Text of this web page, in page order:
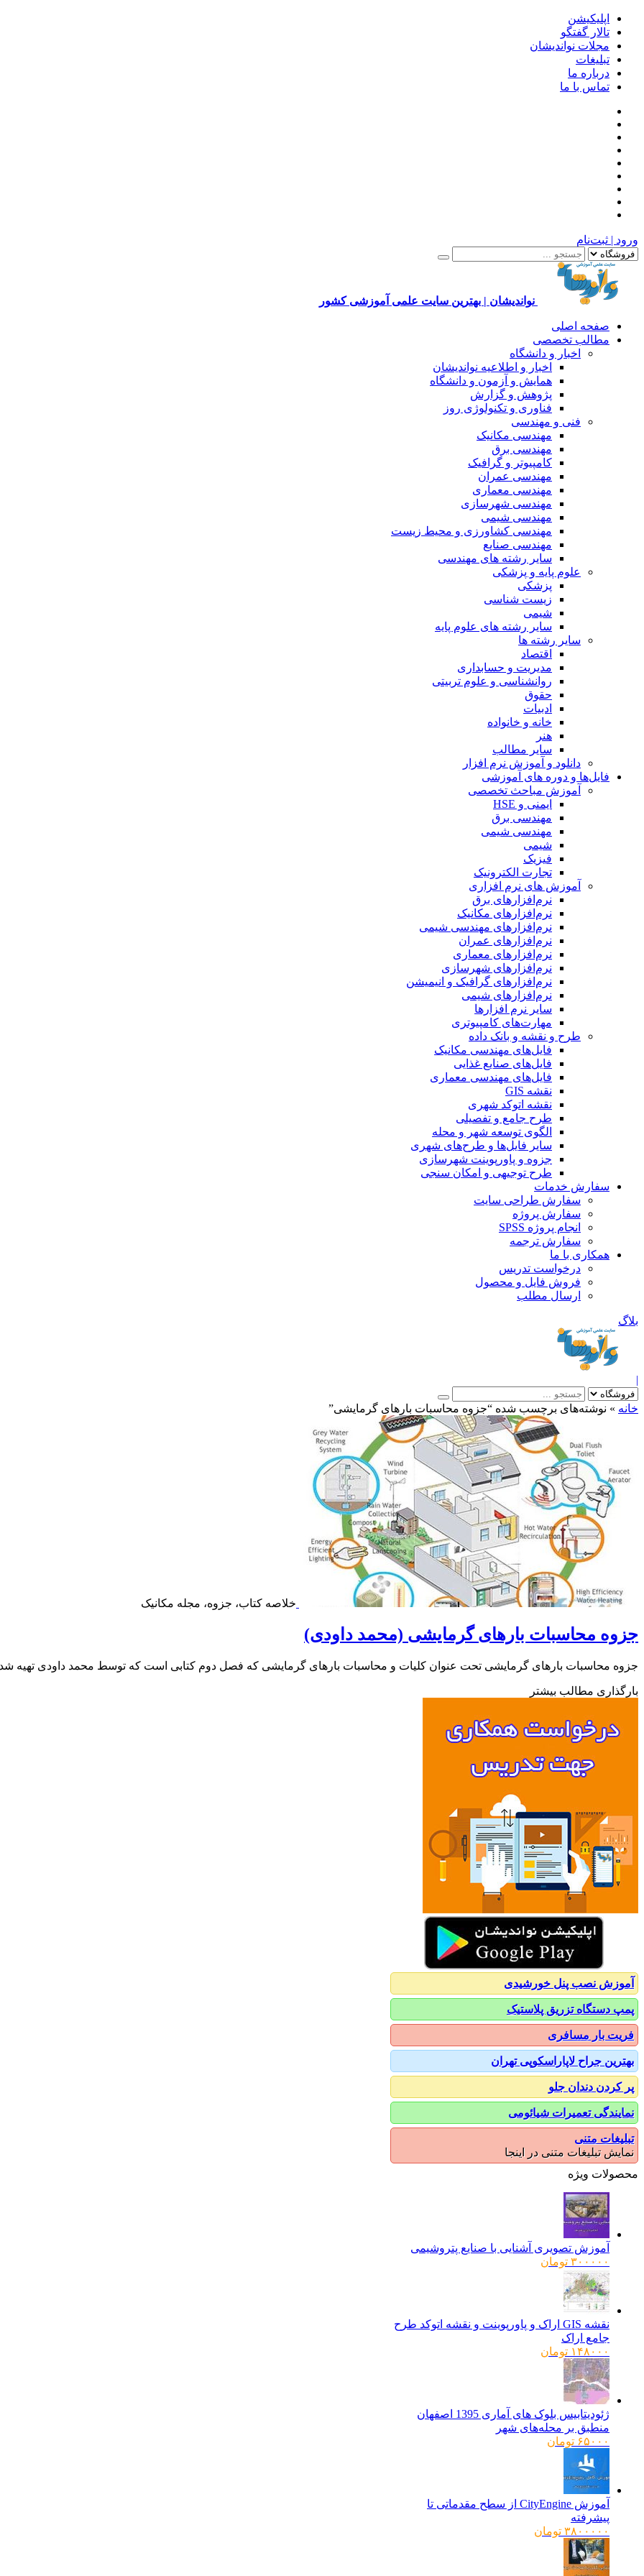
اپلیکیشن
تالار گفتگو
مجلات نواندیشان
تبلیغات
درباره ما
تماس با ما
ورود | ثبت‌نام
نواندیشان | بهترین سایت علمی آموزشی کشور
صفحه اصلی
مطالب تخصصی
اخبار و دانشگاه
اخبار و اطلاعیه نواندیشان
همایش و آزمون و دانشگاه
پژوهش و گزارش
فناوری و تکنولوژی روز
فنی و مهندسی
مهندسی مکانیک
مهندسی برق
کامپیوتر و گرافیک
مهندسی عمران
مهندسی معماری
مهندسی شهرسازی
مهندسی شیمی
مهندسی کشاورزی و محیط زیست
مهندسی صنایع
سایر رشته های مهندسی
علوم پایه و پزشکی
پزشکی
زیست شناسی
شیمی
سایر رشته های علوم پایه
سایر رشته ها
اقتصاد
مدیریت و حسابداری
روانشناسی و علوم تربیتی
حقوق
ادبیات
خانه و خانواده
هنر
سایر مطالب
دانلود و آموزش نرم افزار
فایل‌ها و دوره های آموزشی
آموزش مباحث تخصصی
ایمنی و HSE
مهندسی برق
مهندسی شیمی
شیمی
فیزیک
تجارت الکترونیک
آموزش های نرم افزاری
نرم‌افزارهای برق
نرم‌افزارهای مکانیک
نرم‌افزارهای مهندسی شیمی
نرم‌افزارهای عمران
نرم‌افزارهای معماری
نرم‌افزارهای شهرسازی
نرم‌افزارهای گرافیک و انیمیشن
نرم‌افزارهای شیمی
سایر نرم افزارها
مهارت‌های کامپیوتری
طرح و نقشه و بانک داده
فایل‌های مهندسی مکانیک
فایل‌های صنایع غذایی
فایل‌های مهندسی معماری
نقشه GIS
نقشه اتوکد شهری
طرح جامع و تفصیلی
الگوی توسعه شهر و محله
سایر فایل‌ها و طرح‌های شهری
جزوه و پاورپوینت شهرسازی
طرح توجیهی و امکان سنجی
سفارش خدمات
سفارش طراحی سایت
سفارش پروژه
انجام پروژه SPSS
سفارش ترجمه
همکاری با ما
درخواست تدریس
فروش فایل و محصول
ارسال مطلب
بلاگ
|
خانه » نوشته‌های برچسب شده “جزوه محاسبات بارهای گرمایشی”
خلاصه کتاب، جزوه، مجله مکانیک
جزوه محاسبات بارهای گرمایشی (محمد داودی)
جزوه محاسبات بارهای گرمایشی تحت عنوان کلیات و محاسبات بارهای گرمایشی که فصل دوم کتابی است که توسط محمد داودی تهیه
بارگذاری مطالب بیشتر
آموزش نصب پنل خورشیدی
پمپ دستگاه تزریق پلاستیک
فریت بار مسافری
بهترین جراح لاپاراسکوپی تهران
پر کردن دندان جلو
نمایندگی تعمیرات شیائومی
تبلیغات متنی
نمایش تبلیغات متنی در اینجا
محصولات ویژه
آموزش تصویری آشنایی با صنایع پتروشیمی
۳۰۰۰۰۰ تومان
نقشه GIS اراک و پاورپوینت و نقشه اتوکد طرح
جامع اراک
۱۴۸۰۰۰ تومان
ژئودیتابیس بلوک های آماری 1395 اصفهان
منطبق بر محله‌های شهر
۶۵۰۰۰ تومان
آموزش CityEngine از سطح مقدماتی تا
پیشرفته
۳۸۰۰۰۰۰ تومان